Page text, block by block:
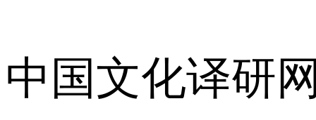
中国文化译研